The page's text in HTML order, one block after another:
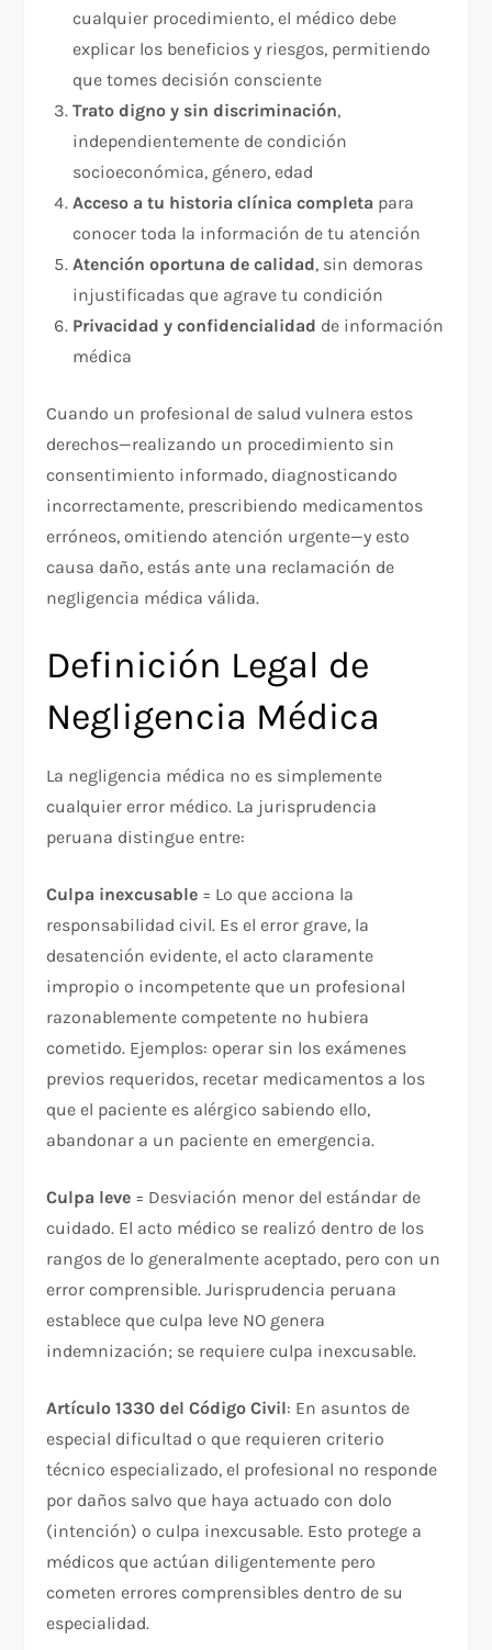
cualquier procedimiento, el médico debe
explicar los beneficios y riesgos, permitiendo
que tomes decisión consciente​
Trato digno y sin discriminación,
independientemente de condición
socioeconómica, género, edad​
Acceso a tu historia clínica completa para
conocer toda la información de tu atención​
Atención oportuna de calidad, sin demoras
injustificadas que agrave tu condición​
Privacidad y confidencialidad de información
médica​
Cuando un profesional de salud vulnera estos
derechos—realizando un procedimiento sin
consentimiento informado, diagnosticando
incorrectamente, prescribiendo medicamentos
erróneos, omitiendo atención urgente—y esto
causa daño, estás ante una reclamación de
negligencia médica válida.​
Definición Legal de
Negligencia Médica
La negligencia médica no es simplemente
cualquier error médico. La jurisprudencia
peruana distingue entre:​
Culpa inexcusable = Lo que acciona la
responsabilidad civil. Es el error grave, la
desatención evidente, el acto claramente
impropio o incompetente que un profesional
razonablemente competente no hubiera
cometido. Ejemplos: operar sin los exámenes
previos requeridos, recetar medicamentos a los
que el paciente es alérgico sabiendo ello,
abandonar a un paciente en emergencia.​
Culpa leve = Desviación menor del estándar de
cuidado. El acto médico se realizó dentro de los
rangos de lo generalmente aceptado, pero con un
error comprensible. Jurisprudencia peruana
establece que culpa leve NO genera
indemnización; se requiere culpa inexcusable.​
Artículo 1330 del Código Civil: En asuntos de
especial dificultad o que requieren criterio
técnico especializado, el profesional no responde
por daños salvo que haya actuado con dolo
(intención) o culpa inexcusable. Esto protege a
médicos que actúan diligentemente pero
cometen errores comprensibles dentro de su
especialidad.​